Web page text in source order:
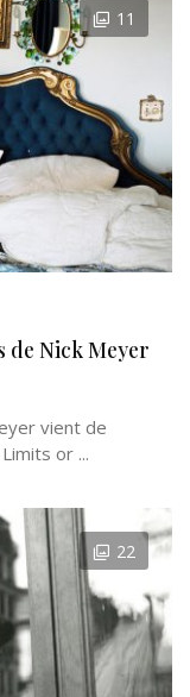
11
Nick Meyer
vient de
or ...
22